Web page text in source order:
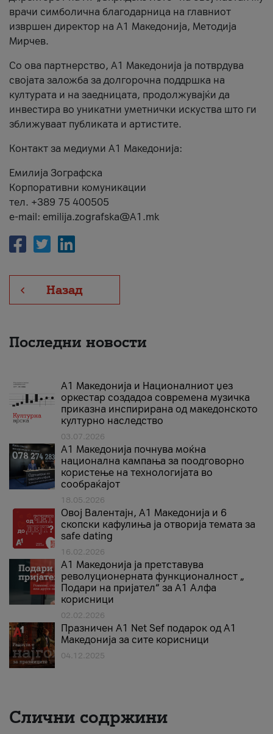
врачи симболична благодарница на главниот
извршен директор на A1 Македонија, Методија
Мирчев.
Со ова партнерство, A1 Македонија ја потврдува
својата заложба за долгорочна поддршка на
културата и на заедницата, продолжувајќи да
инвестира во уникатни уметнички искуства што ги
зближуваат публиката и артистите.
Контакт за медиуми А1 Македонија:
Емилија Зографска
Корпоративни комуникации
тел. +389 75 400505
e-mail: emilija.zografska@A1.mk
Назад
Последни новости
А1 Македонија и Националниот џез
оркестар создадоа современа музичка
приказна инспирирана од македонското
културно наследство
03.07.2026
A1 Македонија почнува моќна
национална кампања за поодговорно
користење на технологијата во
сообраќајот
18.05.2026
Овој Валентајн, A1 Македонија и 6
скопски кафулиња ја отворија темата за
safe dating
16.02.2026
А1 Македонија ја претставува
револуционерната функционалност „
Подари на пријател“ за А1 Алфа
корисници
02.02.2026
Празничен A1 Net Sеf подарок од А1
Македонија за сите корисници
04.12.2025
Слични содржини